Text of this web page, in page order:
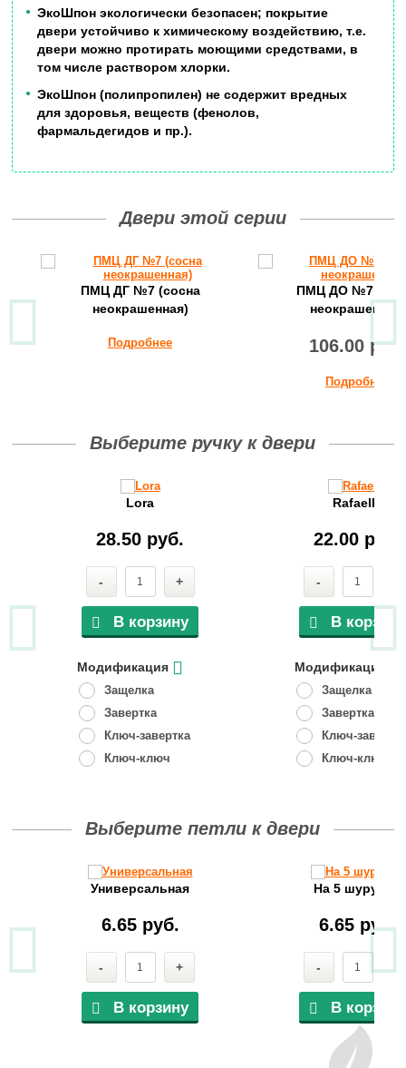
ЭкоШпон экологически безопасен; покрытие
двери устойчиво к химическому воздействию, т.е.
двери можно протирать моющими средствами, в
том числе раствором хлорки.
ЭкоШпон (полипропилен) не содержит вредных
для здоровья, веществ (фенолов,
фармальдегидов и пр.).
Двери этой серии
ПМЦ ДГ №7 (сосна
неокрашенная)
Подробнее
ПМЦ ДО №7
неокрашенная)
106.00 руб.
Подробнее
Выберите ручку к двери
Lora
28.50 руб.
- +
В корзину
Модификация
Защелка
Завертка
Ключ-завертка
Ключ-ключ
Rafaella
22.00 руб.
-
В корзину
Модификация
Защелка
Завертка
Ключ-
Ключ-ключ
Выберите петли к двери
Универсальная
6.65 руб.
- +
В корзину
На 5 шурупов
6.65 руб.
- +
В корзину